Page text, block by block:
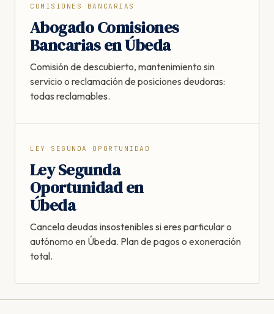
COMISIONES BANCARIAS
Abogado Comisiones
Bancarias en Úbeda
Comisión de descubierto, mantenimiento sin
servicio o reclamación de posiciones deudoras:
todas reclamables.
LEY SEGUNDA OPORTUNIDAD
Ley Segunda
Oportunidad en
Úbeda
Cancela deudas insostenibles si eres particular o
autónomo en Úbeda. Plan de pagos o exoneración
total.